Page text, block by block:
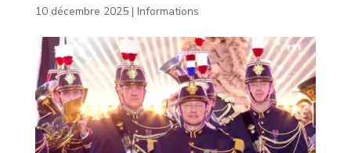
10 décembre 2025| Informations